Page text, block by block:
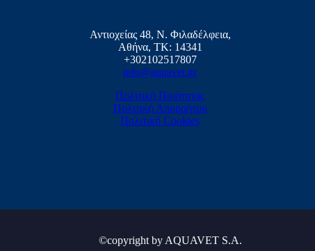
Αντιοχείας 48, Ν. Φιλαδέλφεια,
Αθήνα, ΤΚ: 14341
+302102517807
info@aquavet.gr
Πολιτική Ποιότητας
Πολιτική Απορρήτου
Πολιτική Cookies
©copyright by AQUAVET S.A.